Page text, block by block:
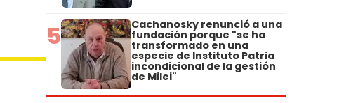
5 Cachanosky renunció a una
fundación porque "se ha
transformado en una
especie de Instituto Patria
incondicional de la gestión
de Milei"